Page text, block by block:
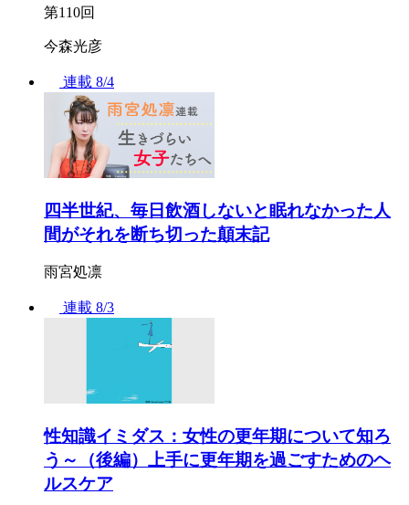
第110回
今森光彦
連載 8/4
四半世紀、毎日飲酒しないと眠れなかった人
間がそれを断ち切った顛末記
雨宮処凛
連載 8/3
性知識イミダス：女性の更年期について知ろ
う～（後編）上手に更年期を過ごすためのヘ
ルスケア